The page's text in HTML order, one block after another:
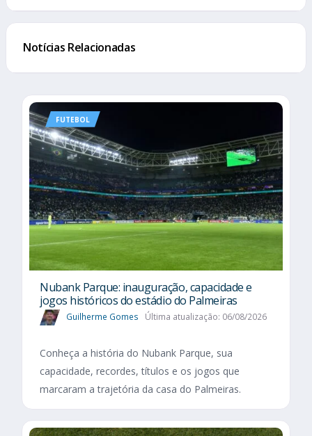
Notícias Relacionadas
FUTEBOL
Nubank Parque: inauguração, capacidade e
jogos históricos do estádio do Palmeiras
Guilherme Gomes Última atualização: 06/08/2026
Conheça a história do Nubank Parque, sua
capacidade, recordes, títulos e os jogos que
marcaram a trajetória da casa do Palmeiras.